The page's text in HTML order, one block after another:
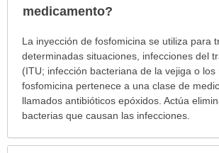
medicamento?
¿Para
cuáles
condiciones
enfermedades
este
La inyección de fosfomicina se utiliza para
determinadas situaciones, infecciones del
(ITU; infección bacteriana de la vejiga o los
fosfomicina pertenece a una clase de
llamados antibióticos epóxidos. Actúa
bacterias que causan las infecciones.